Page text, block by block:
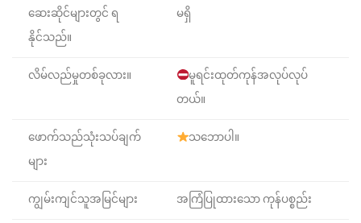
ဆေးဆိုင်များတွင် ရ
နိုင်သည်။
မရှိ
လိမ်လည်မှုတစ်ခုလား။
မူရင်းထုတ်ကုန်အလုပ်လုပ်
တယ်။
ဖောက်သည်သုံးသပ်ချက်
များ
သဘောပါ။
ကျွမ်းကျင်သူအမြင်များ အကြံပြုထားသော ကုန်ပစ္စည်း